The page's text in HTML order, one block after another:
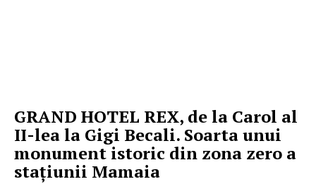
GRAND HOTEL REX, de la Carol al
II-lea la Gigi Becali. Soarta unui
monument istoric din zona zero a
staţiunii Mamaia